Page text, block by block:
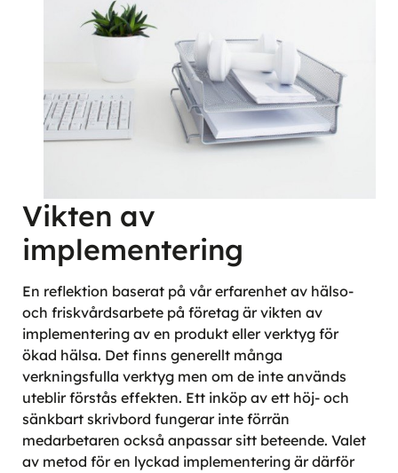
Vikten av
implementering
En reflektion baserat på vår erfarenhet av hälso-
och friskvårdsarbete på företag är vikten av
implementering av en produkt eller verktyg för
ökad hälsa. Det finns generellt många
verkningsfulla verktyg men om de inte används
uteblir förstås effekten. Ett inköp av ett höj- och
sänkbart skrivbord fungerar inte förrän
medarbetaren också anpassar sitt beteende. Valet
av metod för en lyckad implementering är därför